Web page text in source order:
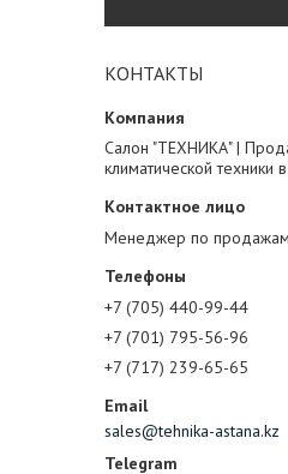
КОНТАКТЫ
Салон "ТЕХНИКА" |
климатической техники
Менеджер по продажам
+7 (705) 440-99-44
+7 (701) 795-56-96
+7 (717) 239-65-65
sales@tehnika-astana.kz